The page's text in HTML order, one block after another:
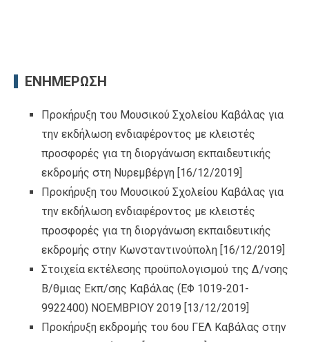
ΕΝΗΜΕΡΩΣΗ
Προκήρυξη του Μουσικού Σχολείου Καβάλας για
την εκδήλωση ενδιαφέροντος με κλειστές
προσφορές για τη διοργάνωση εκπαιδευτικής
εκδρομής στη Νυρεμβέργη [16/12/2019]
Προκήρυξη του Μουσικού Σχολείου Καβάλας για
την εκδήλωση ενδιαφέροντος με κλειστές
προσφορές για τη διοργάνωση εκπαιδευτικής
εκδρομής στην Κωνσταντινούπολη [16/12/2019]
Στοιχεία εκτέλεσης προϋπολογισμού της Δ/νσης
Β/θμιας Εκπ/σης Καβάλας (ΕΦ 1019-201-
9922400) ΝΟΕΜΒΡΙΟΥ 2019 [13/12/2019]
Προκήρυξη εκδρομής του 6ου ΓΕΛ Καβάλας στην